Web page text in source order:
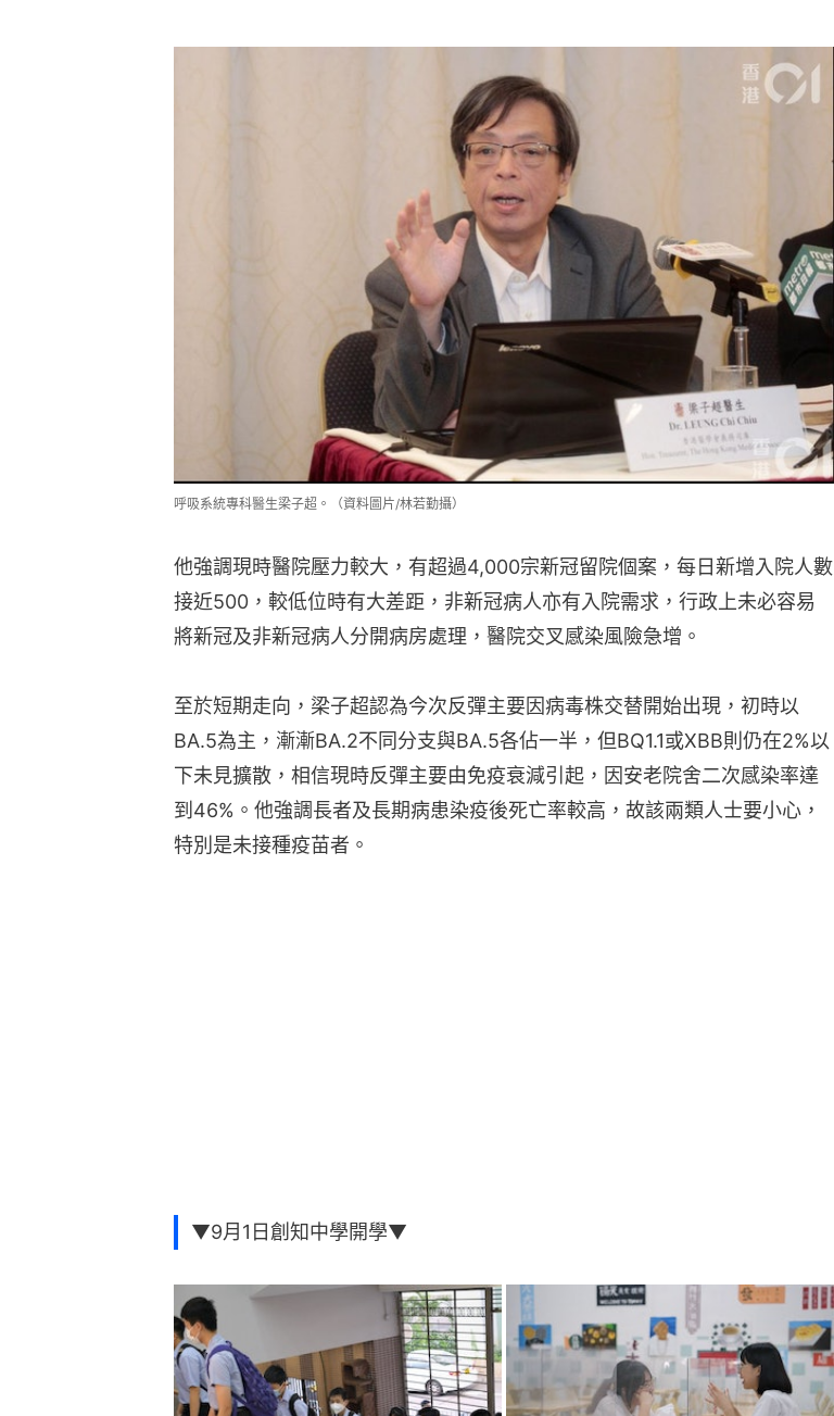
呼吸系統專科醫生梁子超。（資料圖片/林若勤攝）
他強調現時醫院壓力較大，有超過4,000宗新冠留院個案，每日新增入院人數
接近500，較低位時有大差距，非新冠病人亦有入院需求，行政上未必容易
將新冠及非新冠病人分開病房處理，醫院交叉感染風險急增。
至於短期走向，梁子超認為今次反彈主要因病毒株交替開始出現，初時以
BA.5為主，漸漸BA.2不同分支與BA.5各佔一半，但BQ1.1或XBB則仍在2%以
下未見擴散，相信現時反彈主要由免疫衰減引起，因安老院舍二次感染率達
到46%。他強調長者及長期病患染疫後死亡率較高，故該兩類人士要小心，
特別是未接種疫苗者。
▼9月1日創知中學開學▼